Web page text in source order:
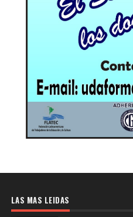
LAS MAS LEIDAS